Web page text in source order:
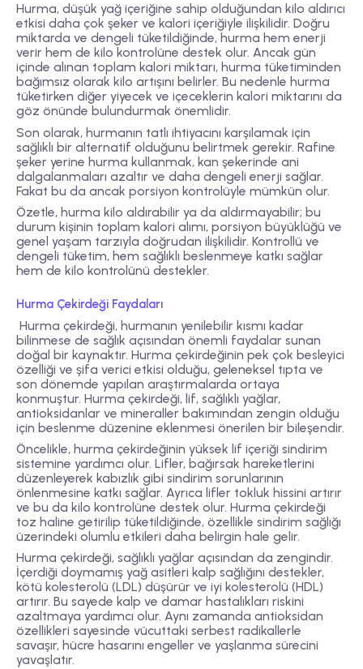
Hurma, düşük yağ içeriğine sahip olduğundan kilo aldırıcı
etkisi daha çok şeker ve kalori içeriğiyle ilişkilidir. Doğru
miktarda ve dengeli tüketildiğinde, hurma hem enerji
verir hem de kilo kontrolüne destek olur. Ancak gün
içinde alınan toplam kalori miktarı, hurma tüketiminden
bağımsız olarak kilo artışını belirler. Bu nedenle hurma
tüketirken diğer yiyecek ve içeceklerin kalori miktarını da
göz önünde bulundurmak önemlidir.
Son olarak, hurmanın tatlı ihtiyacını karşılamak için
sağlıklı bir alternatif olduğunu belirtmek gerekir. Rafine
şeker yerine hurma kullanmak, kan şekerinde ani
dalgalanmaları azaltır ve daha dengeli enerji sağlar.
Fakat bu da ancak porsiyon kontrolüyle mümkün olur.
Özetle, hurma kilo aldırabilir ya da aldırmayabilir; bu
durum kişinin toplam kalori alımı, porsiyon büyüklüğü ve
genel yaşam tarzıyla doğrudan ilişkilidir. Kontrollü ve
dengeli tüketim, hem sağlıklı beslenmeye katkı sağlar
hem de kilo kontrolünü destekler.
Hurma Çekirdeği Faydaları
Hurma çekirdeği, hurmanın yenilebilir kısmı kadar
bilinmese de sağlık açısından önemli faydalar sunan
doğal bir kaynaktır. Hurma çekirdeğinin pek çok besleyici
özelliği ve şifa verici etkisi olduğu, geleneksel tıpta ve
son dönemde yapılan araştırmalarda ortaya
konmuştur. Hurma çekirdeği, lif, sağlıklı yağlar,
antioksidanlar ve mineraller bakımından zengin olduğu
için beslenme düzenine eklenmesi önerilen bir bileşendir.
Öncelikle, hurma çekirdeğinin yüksek lif içeriği sindirim
sistemine yardımcı olur. Lifler, bağırsak hareketlerini
düzenleyerek kabızlık gibi sindirim sorunlarının
önlenmesine katkı sağlar. Ayrıca lifler tokluk hissini artırır
ve bu da kilo kontrolüne destek olur. Hurma çekirdeği
toz haline getirilip tüketildiğinde, özellikle sindirim sağlığı
üzerindeki olumlu etkileri daha belirgin hale gelir.
Hurma çekirdeği, sağlıklı yağlar açısından da zengindir.
İçerdiği doymamış yağ asitleri kalp sağlığını destekler,
kötü kolesterolü (LDL) düşürür ve iyi kolesterolü (HDL)
artırır. Bu sayede kalp ve damar hastalıkları riskini
azaltmaya yardımcı olur. Aynı zamanda antioksidan
özellikleri sayesinde vücuttaki serbest radikallerle
savaşır, hücre hasarını engeller ve yaşlanma sürecini
yavaşlatır.